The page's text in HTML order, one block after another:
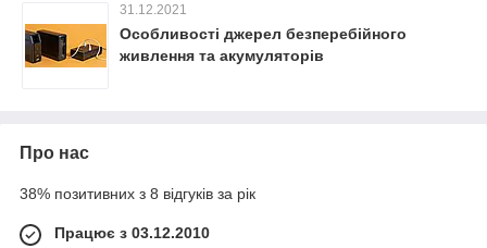
31.12.2021
Особливості джерел безперебійного
живлення та акумуляторів
Про нас
38% позитивних з 8 відгуків за рік
Працює з 03.12.2010